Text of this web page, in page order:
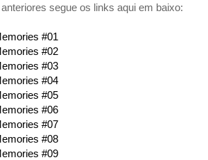
segue os links aqui em baixo:
#01
#02
#03
#04
#05
#06
#07
#08
#09